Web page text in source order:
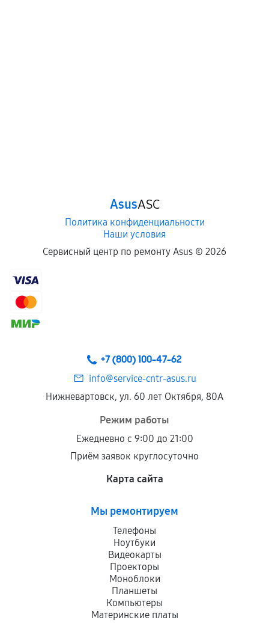
AsusASC
Политика конфиденциальности
Наши условия
Сервисный центр по ремонту Asus © 2026
+7 (800) 100-47-62
info@service-cntr-asus.ru
Нижневартовск, ул. 60 лет Октября, 80А
Режим работы
Ежедневно с 9:00 до 21:00
Приём заявок круглосуточно
Карта сайта
Мы ремонтируем
Телефоны
Ноутбуки
Видеокарты
Проекторы
Моноблоки
Планшеты
Компьютеры
Материнские платы